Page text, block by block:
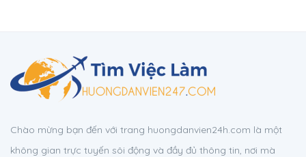
Chào mừng bạn đến với trang huongdanvien24h.com là một
không gian trực tuyến sôi động và đầy đủ thông tin, nơi mà